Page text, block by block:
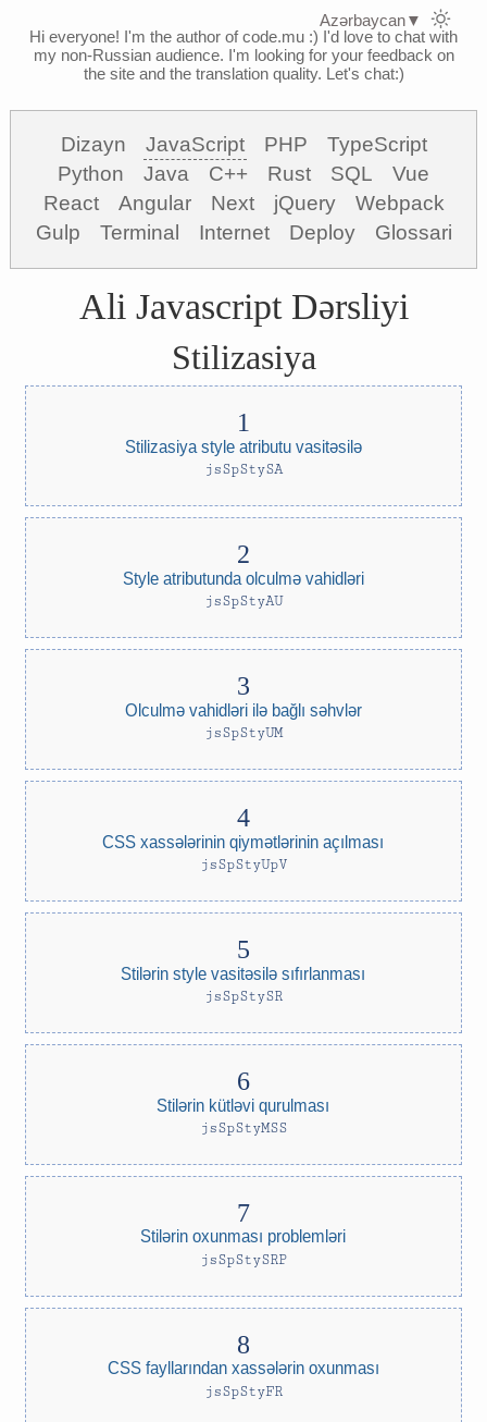
Hi everyone! I'm the author of code.mu :) I'd love to chat with
my non-Russian audience. I'm looking for your feedback on
the site and the translation quality. Let's chat:)
Dizayn JavaScript PHP
TypeScript
Python
Java C++ Rust SQL
Vue
React
Angular Next jQuery
Webpack
Gulp
Terminal Internet Deploy Glossari
Ali Javascript Dərsliyi
Stilizasiya
Stilizasiya style atributu vasitəsilə
jsSpStySA
Style atributunda olculmə vahidləri
jsSpStyAU
Olculmə vahidləri ilə bağlı səhvlər
jsSpStyUM
CSS xassələrinin qiymətlərinin açılması
jsSpStyUpV
Stilərin style vasitəsilə sıfırlanması
jsSpStySR
Stilərin kütləvi qurulması
jsSpStyMSS
Stilərin oxunması problemləri
jsSpStySRP
CSS fayllarından xassələrin oxunması
jsSpStyFR
Azərbaycan▼